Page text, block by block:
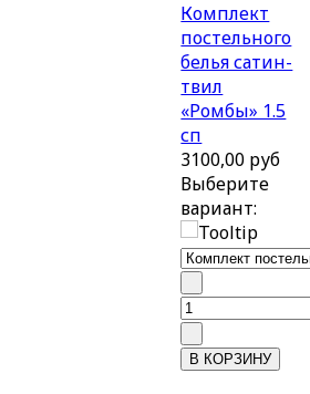
Комплект
постельного
белья сатин-
твил
«Ромбы» 1.5
сп
3100,00 руб
Выберите
вариант: